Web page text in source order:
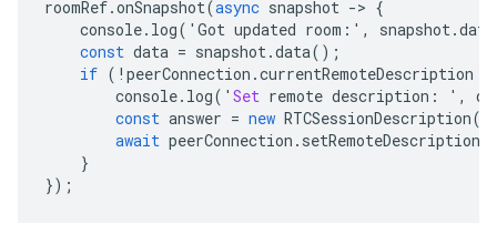
roomRef.onSnapshot(async snapshot -> {
console. log( ' Got updated room : ' , snapshot.data
const data = snapshot.data();
if ( ! peerConnection .currentRemoteDescription
console. log( ' Set remote description : ' ,
const answer = new RTCSessionDescription(
await peerConnection . setRemoteDescription
}
});